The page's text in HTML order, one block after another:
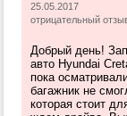
25.05.2017
отрицательный
Добрый день!
авто Hyundai
пока
багажник не
которая стоит